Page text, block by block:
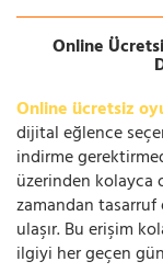
Online
Online ücretsiz
dijital eğlence
indirme
üzerinden kolayca
zamandan tasarruf
ulaşır. Bu erişim
ilgiyi her geçen